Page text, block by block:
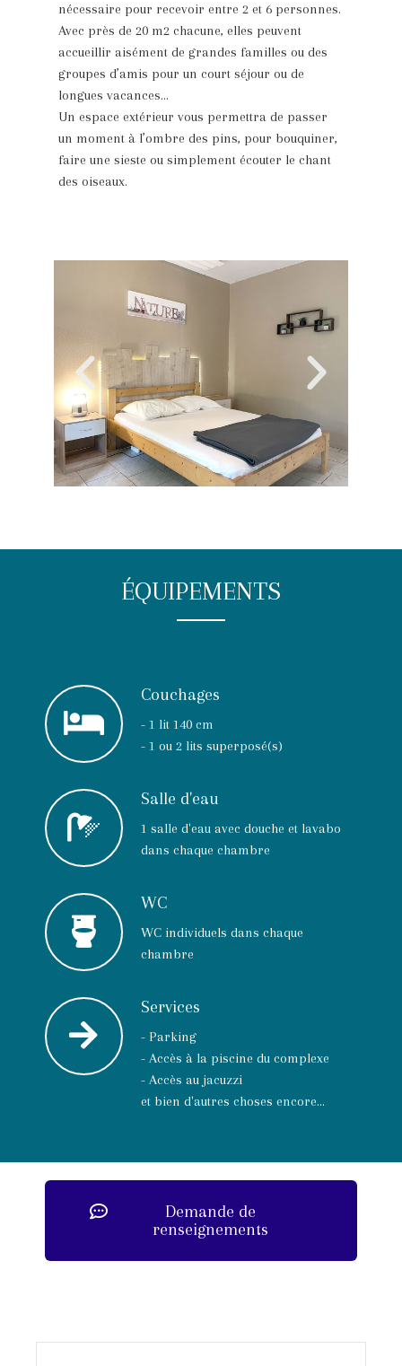
nécessaire pour recevoir entre 2 et 6 personnes.
Avec près de 20 m2 chacune, elles peuvent
accueillir aisément de grandes familles ou des
groupes d’amis pour un court séjour ou de
longues vacances…
Un espace extérieur vous permettra de passer
un moment à l’ombre des pins, pour bouquiner,
faire une sieste ou simplement écouter le chant
des oiseaux.
ÉQUIPEMENTS
Couchages
- 1 lit 140 cm
- 1 ou 2 lits superposé(s)
Salle d'eau
1 salle d'eau avec douche et lavabo
dans chaque chambre
WC
WC individuels dans chaque
chambre
Services
- Parking
- Accès à la piscine du complexe
- Accès au jacuzzi
et bien d'autres choses encore...
Demande de
renseignements